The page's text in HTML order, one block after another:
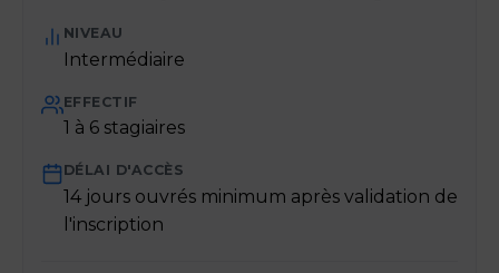
NIVEAU
Intermédiaire
EFFECTIF
1 à 6 stagiaires
DÉLAI D'ACCÈS
14 jours ouvrés minimum après validation de
l'inscription